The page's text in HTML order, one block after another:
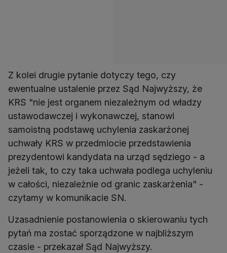
Z kolei drugie pytanie dotyczy tego, czy
ewentualne ustalenie przez Sąd Najwyższy, że
KRS "nie jest organem niezależnym od władzy
ustawodawczej i wykonawczej, stanowi
samoistną podstawę uchylenia zaskarżonej
uchwały KRS w przedmiocie przedstawienia
prezydentowi kandydata na urząd sędziego - a
jeżeli tak, to czy taka uchwała podlega uchyleniu
w całości, niezależnie od granic zaskarżenia" -
czytamy w komunikacie SN.
Uzasadnienie postanowienia o skierowaniu tych
pytań ma zostać sporządzone w najbliższym
czasie - przekazał Sąd Najwyższy.